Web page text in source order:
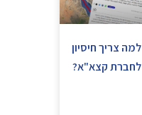
למה צריך חיסיון
לחברת קצא"א?